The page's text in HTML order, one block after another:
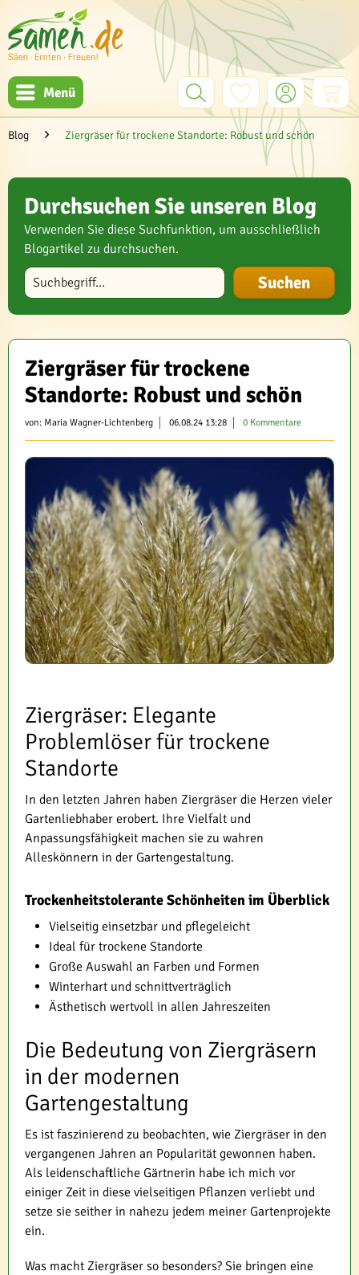
Menü
Blog Ziergräser für trockene Standorte: Robust und schön
Durchsuchen Sie unseren Blog
Verwenden Sie diese Suchfunktion, um ausschließlich
Blogartikel zu durchsuchen.
Blog durchsuchen
Ziergräser für trockene
Standorte: Robust und schön
von: Maria Wagner-Lichtenberg 06.08.24 13:28 0 Kommentare
Ziergräser: Elegante
Problemlöser für trockene
Standorte
In den letzten Jahren haben Ziergräser die Herzen vieler
Gartenliebhaber erobert. Ihre Vielfalt und
Anpassungsfähigkeit machen sie zu wahren
Alleskönnern in der Gartengestaltung.
Trockenheitstolerante Schönheiten im Überblick
Vielseitig einsetzbar und pflegeleicht
Ideal für trockene Standorte
Große Auswahl an Farben und Formen
Winterhart und schnittverträglich
Ästhetisch wertvoll in allen Jahreszeiten
Die Bedeutung von Ziergräsern
in der modernen
Gartengestaltung
Es ist faszinierend zu beobachten, wie Ziergräser in den
vergangenen Jahren an Popularität gewonnen haben.
Als leidenschaftliche Gärtnerin habe ich mich vor
einiger Zeit in diese vielseitigen Pflanzen verliebt und
setze sie seither in nahezu jedem meiner Gartenprojekte
ein.
Was macht Ziergräser so besonders? Sie bringen eine